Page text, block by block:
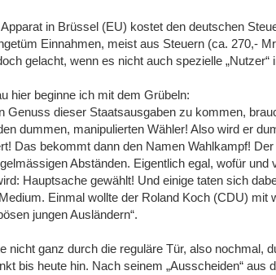
in Brüssel (EU) kostet den deutschen
Einnahmen, meist aus Steuern (ca. 270,-
gelacht, wenn es nicht auch spezielle
hier beginne ich mit dem Grübeln:
Genuss dieser Staatsausgaben zu kommen,
dummen, manipulierten Wähler! Also wird er
Das bekommt dann den Namen Wahlkampf!
Abständen. Eigentlich egal, wofür
Hauptsache gewählt! Und einige taten sich
Einmal wollte der Roland Koch (CDU) mit
jungen Ausländern“.
nicht ganz durch die reguläre Tür, also nochmal,
bis heute hin. Nach seinem „Ausscheiden“ aus